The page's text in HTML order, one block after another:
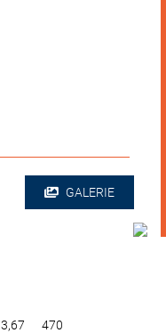
GALERIE
3,67
470